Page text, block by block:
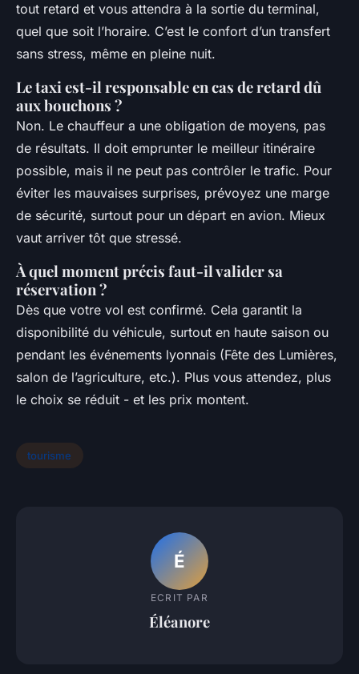
tout retard et vous attendra à la sortie du terminal,
quel que soit l’horaire. C’est le confort d’un transfert
sans stress, même en pleine nuit.
Le taxi est-il responsable en cas de retard dû
aux bouchons ?
Non. Le chauffeur a une obligation de moyens, pas
de résultats. Il doit emprunter le meilleur itinéraire
possible, mais il ne peut pas contrôler le trafic. Pour
éviter les mauvaises surprises, prévoyez une marge
de sécurité, surtout pour un départ en avion. Mieux
vaut arriver tôt que stressé.
À quel moment précis faut-il valider sa
réservation ?
Dès que votre vol est confirmé. Cela garantit la
disponibilité du véhicule, surtout en haute saison ou
pendant les événements lyonnais (Fête des Lumières,
salon de l’agriculture, etc.). Plus vous attendez, plus
le choix se réduit - et les prix montent.
tourisme
É
ECRIT PAR
Éléanore